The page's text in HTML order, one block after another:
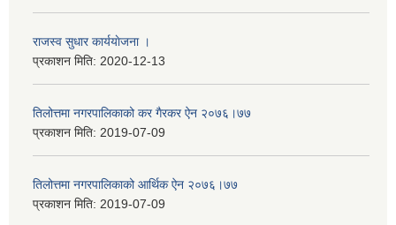
राजस्व सुधार कार्ययाेजना ।
प्रकाशन मिति: 2020-12-13
तिलोत्तमा नगरपालिकाको कर गैरकर ऐन २०७६।७७
प्रकाशन मिति: 2019-07-09
तिलोत्तमा नगरपालिकाको आर्थिक ऐन २०७६।७७
प्रकाशन मिति: 2019-07-09